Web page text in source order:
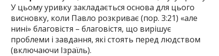
У цьому уривку закладається основа для цього
висновку, коли Павло розкриває (пор. 3:21) «але
нині» благовістя – благовістя, що вирішує
проблеми і завдання, які стоять перед людством
(включаючи Ізраїль).